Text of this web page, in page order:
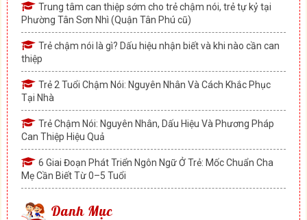
Trung tâm can thiệp sớm cho trẻ chậm nói, trẻ tự kỷ tại
Phường Tân Sơn Nhì (Quận Tân Phú cũ)
Trẻ chậm nói là gì? Dấu hiệu nhận biết và khi nào cần can
thiệp
Trẻ 2 Tuổi Chậm Nói: Nguyên Nhân Và Cách Khắc Phục
Tại Nhà
Trẻ Chậm Nói: Nguyên Nhân, Dấu Hiệu Và Phương Pháp
Can Thiệp Hiệu Quả
6 Giai Đoạn Phát Triển Ngôn Ngữ Ở Trẻ: Mốc Chuẩn Cha
Mẹ Cần Biết Từ 0–5 Tuổi
Danh Mục